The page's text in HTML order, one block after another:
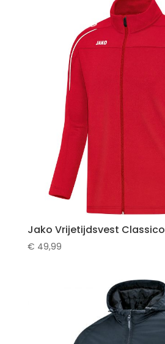
Jako Vrijetijdsvest Classico
€ 49,99